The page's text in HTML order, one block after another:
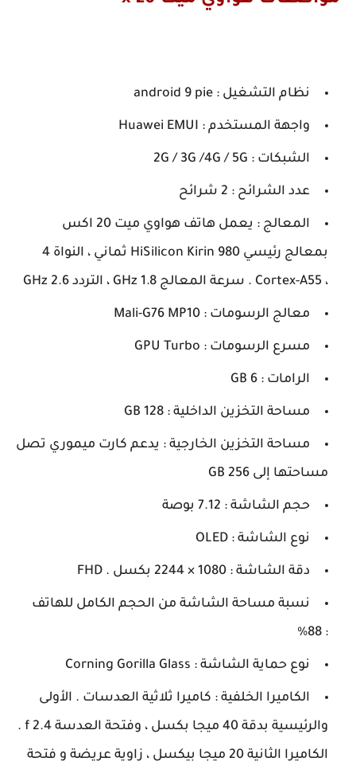
نظام التشغيل : android 9 pie
واجهة المستخدم : Huawei EMUI
الشبكات : 2G / 3G /4G / 5G
عدد الشرائح : 2 شرائح
المعالج : يعمل هاتف هواوي ميت 20 اكس
بمعالج رئيسي HiSilicon Kirin 980 ثماني ، النواة 4
، Cortex-A55 . سرعة المعالج 1.8 GHz ، التردد 2.6 GHz
معالج الرسومات : Mali-G76 MP10
مسرع الرسومات : GPU Turbo
الرامات : 6 GB
مساحة التخزين الداخلية : 128 GB
مساحة التخزين الخارجية : يدعم كارت ميموري تصل
مساحتها إلى 256 GB
حجم الشاشة : 7.12 بوصة
نوع الشاشة : OLED
دقة الشاشة : 1080 × 2244 بكسل . FHD
نسبة مساحة الشاشة من الحجم الكامل للهاتف
: 88%
نوع حماية الشاشة : Corning Gorilla Glass
الكاميرا الخلفية : كاميرا ثلاثية العدسات . الأولى
والرئيسية بدقة 40 ميجا بكسل ، وفتحة العدسة 2.4 f .
الكاميرا الثانية 20 ميجا بيكسل ، زاوية عريضة و فتحة